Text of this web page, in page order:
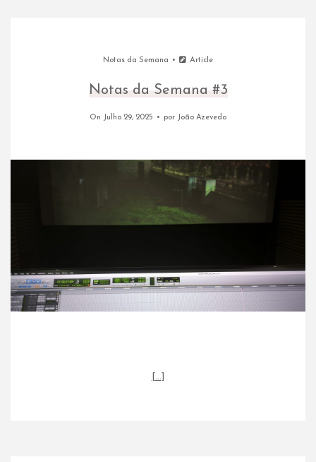
Notas da Semana Article
Notas da Semana #3
On Julho 29, 2025 por João Azevedo
[…]